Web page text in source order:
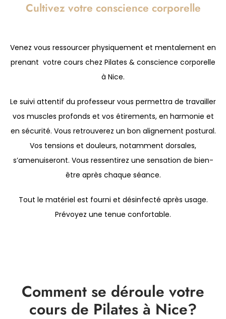
Cultivez votre conscience corporelle
Venez vous ressourcer physiquement et mentalement en
prenant votre cours chez Pilates & conscience corporelle
à Nice.
Le suivi attentif du professeur vous permettra de travailler
vos muscles profonds et vos étirements, en harmonie et
en sécurité. Vous retrouverez un bon alignement postural.
Vos tensions et douleurs, notamment dorsales,
s’amenuiseront. Vous ressentirez une sensation de bien-
être après chaque séance.
Tout le matériel est fourni et désinfecté après usage.
Prévoyez une tenue confortable.
Comment se déroule votre
cours de Pilates à Nice?